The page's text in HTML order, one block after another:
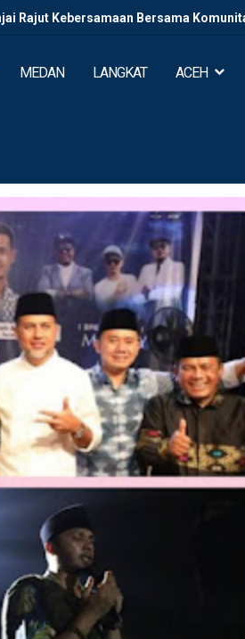
Rajut Kebersamaan Bersama
MEDAN LANGKAT ACEH